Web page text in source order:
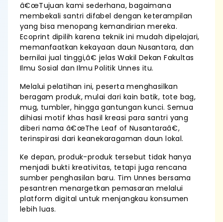
â€œTujuan kami sederhana, bagaimana
membekali santri difabel dengan keterampilan
yang bisa menopang kemandirian mereka.
Ecoprint dipilih karena teknik ini mudah dipelajari,
memanfaatkan kekayaan daun Nusantara, dan
bernilai jual tinggi,â€ jelas Wakil Dekan Fakultas
Ilmu Sosial dan Ilmu Politik Unnes itu.
Melalui pelatihan ini, peserta menghasilkan
beragam produk, mulai dari kain batik, tote bag,
mug, tumbler, hingga gantungan kunci. Semua
dihiasi motif khas hasil kreasi para santri yang
diberi nama â€œThe Leaf of Nusantaraâ€,
terinspirasi dari keanekaragaman daun lokal.
Ke depan, produk-produk tersebut tidak hanya
menjadi bukti kreativitas, tetapi juga rencana
sumber penghasilan baru. Tim Unnes bersama
pesantren menargetkan pemasaran melalui
platform digital untuk menjangkau konsumen
lebih luas.